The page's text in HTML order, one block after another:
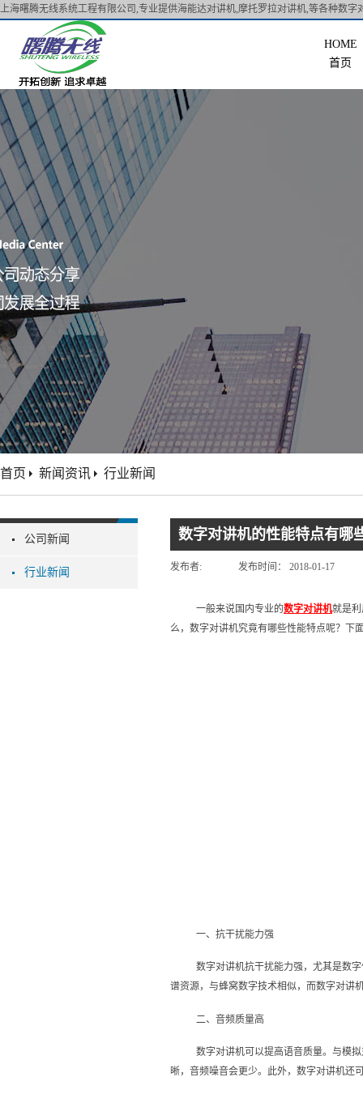
上海曙腾无线系统工程有限公司,专业提供海能达对讲机,摩托罗拉对讲机,等各种数字
首页
公司新闻
行业新闻
首页 新闻资讯 行业新闻
数字对讲机的性能特点有哪
发布者: 发布时间： 2018-01-17
一般来说国内专业的数字对讲机就是
么，数字对讲机究竟有哪些性能特点呢？下
一、抗干扰能力强
数字对讲机抗干扰能力强，尤其是数
谱资源，与蜂窝数字技术相似，而数字对讲
二、音频质量高
数字对讲机可以提高语音质量。与模
晰，音频噪音会更少。此外，数字对讲机还